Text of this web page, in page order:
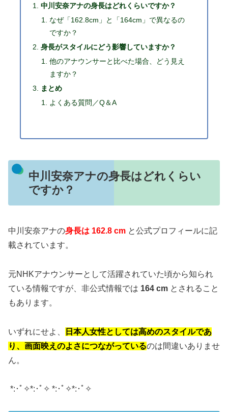
中川安奈アナの身長はどれくらいですか？
なぜ「162.8cm」と「164cm」で異なるの
ですか？
身長がスタイルにどう影響していますか？
他のアナウンサーと比べた場合、どう見え
ますか？
まとめ
よくある質問／Q＆A
中川安奈アナの身長はどれくらい
ですか？
中川安奈アナの身長は 162.8 cm と公式プロフィールに記
載されています。
元NHKアナウンサーとして活躍されていた頃から知られ
ている情報ですが、非公式情報では 164 cm とされること
もあります。
いずれにせよ、
日本人女性としては高めのスタイルであ
り、画面映えのよさにつながっているのは間違いありませ
ん。
*:･ﾟ✧*:･ﾟ✧ *:･ﾟ✧*:･ﾟ✧